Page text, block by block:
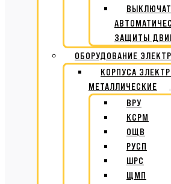
ЗАЩИТЫ
ОБОРУДОВАНИЕ
КОРПУСА
МЕТАЛЛИЧЕСКИЕ
ВРУ
КСРМ
ОЩВ
РУСП
ШРС
ЩМП